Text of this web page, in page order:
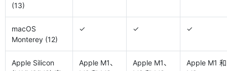
(13)
macOS
Monterey (12)
✓ ✓ ✓
Apple Silicon
Apple M1、
Apple M1、
Apple M1 和